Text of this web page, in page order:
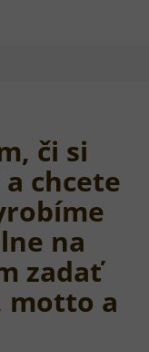
či si
chcete
na
zadať
motto a